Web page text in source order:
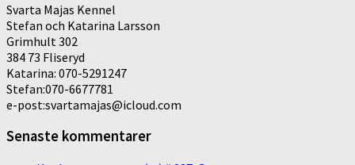
Svarta Majas Kennel
Stefan och Katarina Larsson
Grimhult 302
384 73 Fliseryd
Katarina: 070-5291247
Stefan:070-6677781
e-post:svartamajas@icloud.com
Senaste kommentarer